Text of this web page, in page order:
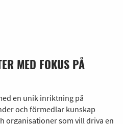
MED FOKUS PÅ
en unik inriktning på
och förmedlar kunskap
organisationer som vill driva en